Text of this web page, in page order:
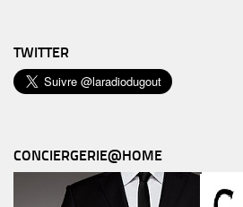
TWITTER
CONCIERGERIE@HOME